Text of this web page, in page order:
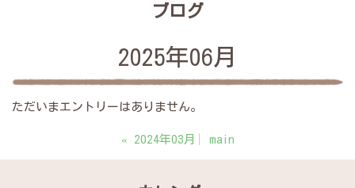
ブログ
2025年06月
ただいまエントリーはありません。
« 2024年03月 main